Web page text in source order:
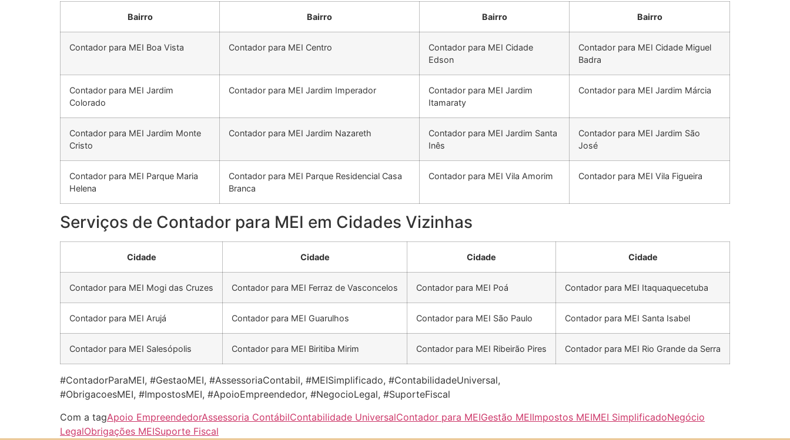
Bairro Bairro Bairro Bairro
Contador para MEI Boa Vista Contador para MEI Centro
Contador para MEI Cidade
Edson
Contador para MEI Cidade Miguel
Badra
Contador para MEI Jardim
Colorado
Contador para MEI Jardim Imperador
Contador para MEI Jardim
Itamaraty
Contador para MEI Jardim Márcia
Contador para MEI Jardim Monte
Cristo
Contador para MEI Jardim Nazareth
Contador para MEI Jardim Santa
Inês
Contador para MEI Jardim São
José
Contador para MEI Parque Maria
Helena
Contador para MEI Parque Residencial Casa
Branca
Contador para MEI Vila Amorim Contador para MEI Vila Figueira
Serviços de Contador para MEI em Cidades Vizinhas
Cidade Cidade Cidade Cidade
Contador para MEI Mogi das Cruzes Contador para MEI Ferraz de Vasconcelos Contador para MEI Poá Contador para MEI Itaquaquecetuba
Contador para MEI Arujá Contador para MEI Guarulhos Contador para MEI São Paulo Contador para MEI Santa Isabel
Contador para MEI Salesópolis Contador para MEI Biritiba Mirim Contador para MEI Ribeirão Pires Contador para MEI Rio Grande da Serra
#ContadorParaMEI, #GestaoMEI, #AssessoriaContabil, #MEISimplificado, #ContabilidadeUniversal,
#ObrigacoesMEI, #ImpostosMEI, #ApoioEmpreendedor, #NegocioLegal, #SuporteFiscal
Com a tagApoio EmpreendedorAssessoria ContábilContabilidade UniversalContador para MEIGestão MEIImpostos MEIMEI SimplificadoNegócio
LegalObrigações MEISuporte Fiscal